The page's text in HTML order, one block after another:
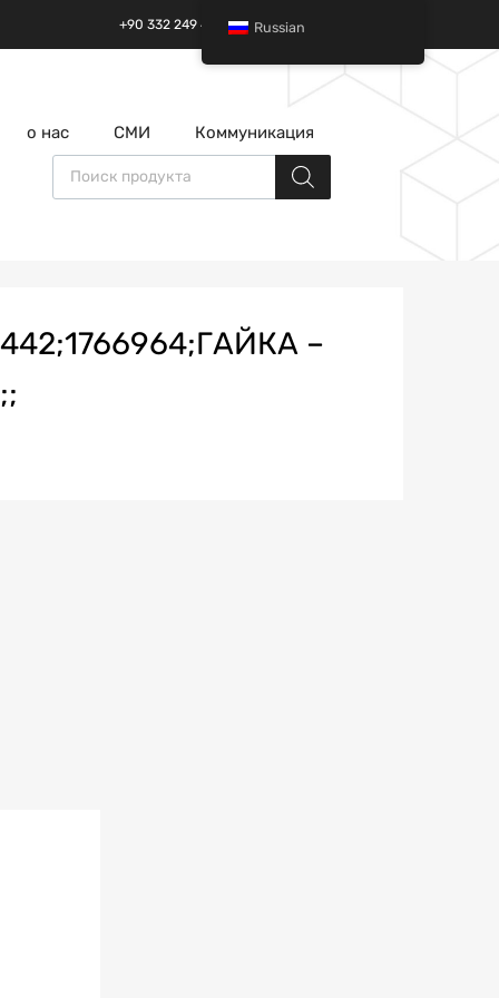
+90 332 249 49 01 | +90 532 685 32 42
о нас СМИ Коммуникация
Поиск товаров
–
Russian